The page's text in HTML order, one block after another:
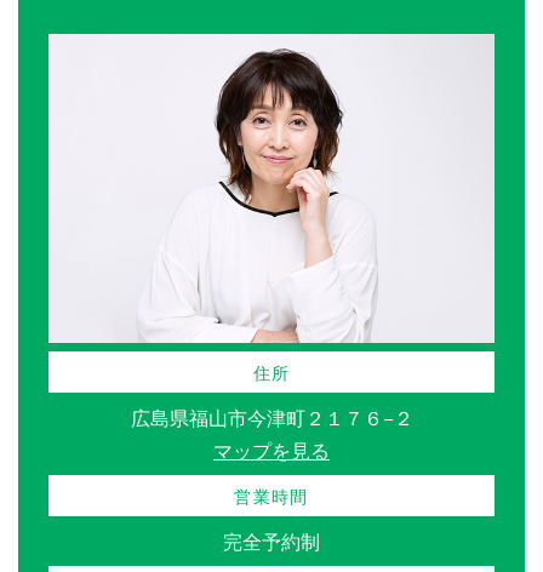
住所
広島県福山市今津町２１７６−２
マップを見る
営業時間
完全予約制